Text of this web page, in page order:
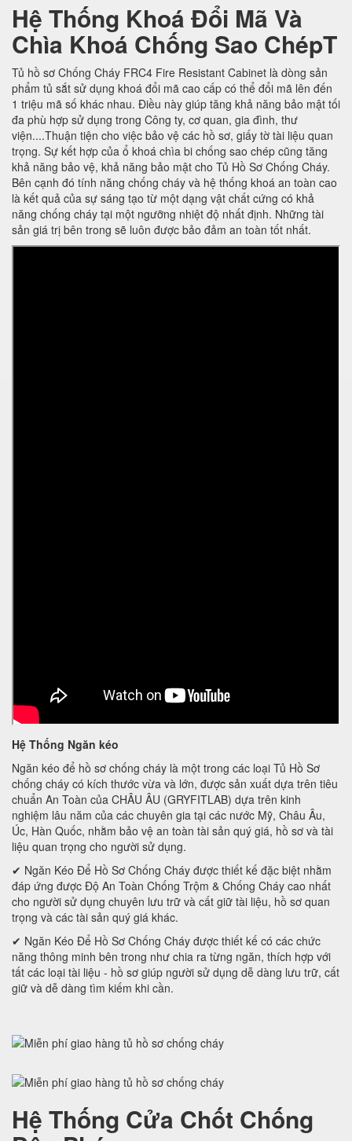
Hệ Thống Khoá Đổi Mã Và
Chìa Khoá Chống Sao ChépT
Tủ hồ sơ Chống Cháy FRC4 Fire Resistant Cabinet là dòng sản
phẩm tủ sắt sử dụng khoá đổi mã cao cấp có thể đổi mã lên đến
1 triệu mã số khác nhau. Điều này giúp tăng khả năng bảo mật tối
đa phù hợp sử dụng trong Công ty, cơ quan, gia đình, thư
viện....Thuận tiện cho việc bảo vệ các hồ sơ, giấy tờ tài liệu quan
trọng. Sự kết hợp của ổ khoá chìa bi chống sao chép cũng tăng
khả năng bảo vệ, khả năng bảo mật cho Tủ Hồ Sơ Chống Cháy.
Bên cạnh đó tính năng chống cháy và hệ thống khoá an toàn cao
là kết quả của sự sáng tạo từ một dạng vật chất cứng có khả
năng chống cháy tại một ngưỡng nhiệt độ nhất định. Những tài
sản giá trị bên trong sẽ luôn được bảo đảm an toàn tốt nhất.
Hệ Thống Ngăn kéo
Ngăn kéo để hồ sơ chống cháy là một trong các loại Tủ Hồ Sơ
chống cháy có kích thước vừa và lớn, được sản xuất dựa trên tiêu
chuẩn An Toàn của CHÂU ÂU (GRYFITLAB) dựa trên kinh
nghiệm lâu năm của các chuyên gia tại các nước Mỹ, Châu Âu,
Úc, Hàn Quốc, nhằm bảo vệ an toàn tài sản quý giá, hồ sơ và tài
liệu quan trọng cho người sử dụng.
✔ Ngăn Kéo Để Hồ Sơ Chống Cháy được thiết kế đặc biệt nhằm
đáp ứng được Độ An Toàn Chống Trộm & Chống Cháy cao nhất
cho người sử dụng chuyên lưu trữ và cất giữ tài liệu, hồ sơ quan
trọng và các tài sản quý giá khác.
✔ Ngăn Kéo Để Hồ Sơ Chống Cháy được thiết kế có các chức
năng thông minh bên trong như chia ra từng ngăn, thích hợp với
tất các loại tài liệu - hồ sơ giúp người sử dụng dễ dàng lưu trữ, cất
giữ và dễ dàng tìm kiếm khi cần.
Hệ Thống Cửa Chốt Chống